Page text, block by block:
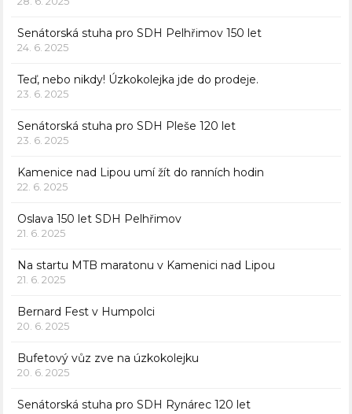
Senátorská stuha pro SDH Pelhřimov 150 let
24. 6. 2025
Teď, nebo nikdy! Úzkokolejka jde do prodeje.
23. 6. 2025
Senátorská stuha pro SDH Pleše 120 let
23. 6. 2025
Kamenice nad Lipou umí žít do ranních hodin
22. 6. 2025
Oslava 150 let SDH Pelhřimov
21. 6. 2025
Na startu MTB maratonu v Kamenici nad Lipou
21. 6. 2025
Bernard Fest v Humpolci
20. 6. 2025
Bufetový vůz zve na úzkokolejku
20. 6. 2025
Senátorská stuha pro SDH Rynárec 120 let